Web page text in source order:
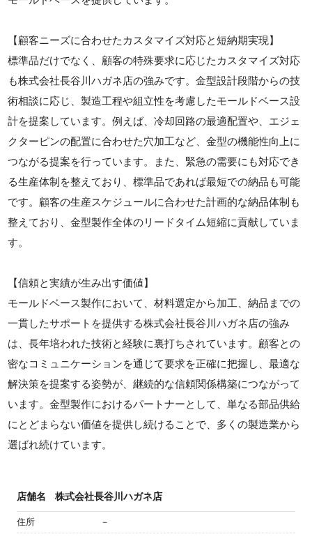
【顧客ニーズに合わせたカスタマイズ対応と短納期実現】
標準品だけでなく、顧客の特殊要求に応じたカスタマイズ対応
も株式会社長谷川ハガネ店の強みです。金型設計段階からの技
術相談に応じ、製造工程や組立性を考慮したモールドベース設
計を提案しています。例えば、冷却回路の最適配置や、エジェ
クターピンの配置に合わせた穴加工など、金型の機能性向上に
つながる提案を行っています。また、緊急の需要にも対応でき
る生産体制を整えており、標準品であれば最短での納品も可能
です。顧客の生産スケジュールに合わせた計画的な納品体制も
整えており、金型製作全体のリードタイム短縮に貢献していま
す。
【信頼と実績が生み出す価値】
モールドベース製作において、材料選定から加工、納品までの
一貫したサポートを提供する株式会社長谷川ハガネ店の強み
は、長年培われた技術と経験に裏打ちされています。顧客との
密なコミュニケーションを通じて要求を正確に把握し、最適な
解決策を提案する姿勢が、継続的な信頼関係構築につながって
います。金型製作におけるパートナーとして、単なる部品供給
にとどまらない価値を提供し続けることで、多くの製造業から
選ばれ続けています。
店舗名 株式会社長谷川ハガネ店
住所 －